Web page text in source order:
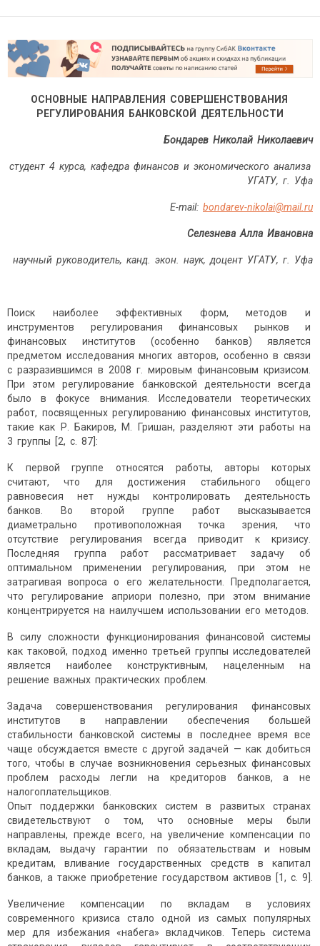
ОСНОВНЫЕ НАПРАВЛЕНИЯ СОВЕРШЕНСТВОВАНИЯ
РЕГУЛИРОВАНИЯ БАНКОВСКОЙ ДЕЯТЕЛЬНОСТИ
Бондарев Николай Николаевич
студент 4 курса, кафедра финансов и экономического анализа
УГАТУ, г. Уфа
E-mail: bondarev-nikolai@mail.ru
Селезнева Алла Ивановна
научный руководитель, канд. экон. наук, доцент УГАТУ, г. Уфа
Поиск наиболее эффективных форм, методов и
инструментов регулирования финансовых рынков и
финансовых институтов (особенно банков) является
предметом исследования многих авторов, особенно в связи
с разразившимся в 2008 г. мировым финансовым кризисом.
При этом регулирование банковской деятельности всегда
было в фокусе внимания. Исследователи теоретических
работ, посвященных регулированию финансовых институтов,
такие как Р. Бакиров, М. Гришан, разделяют эти работы на
3 группы [2, с. 87]:
К первой группе относятся работы, авторы которых
считают, что для достижения стабильного общего
равновесия нет нужды контролировать деятельность
банков. Во второй группе работ высказывается
диаметрально противоположная точка зрения, что
отсутствие регулирования всегда приводит к кризису.
Последняя группа работ рассматривает задачу об
оптимальном применении регулирования, при этом не
затрагивая вопроса о его желательности. Предполагается,
что регулирование априори полезно, при этом внимание
концентрируется на наилучшем использовании его методов.
В силу сложности функционирования финансовой системы
как таковой, подход именно третьей группы исследователей
является наиболее конструктивным, нацеленным на
решение важных практических проблем.
Задача совершенствования регулирования финансовых
институтов в направлении обеспечения большей
стабильности банковской системы в последнее время все
чаще обсуждается вместе с другой задачей — как добиться
того, чтобы в случае возникновения серьезных финансовых
проблем расходы легли на кредиторов банков, а не
налогоплательщиков.
Опыт поддержки банковских систем в развитых странах
свидетельствуют о том, что основные меры были
направлены, прежде всего, на увеличение компенсации по
вкладам, выдачу гарантии по обязательствам и новым
кредитам, вливание государственных средств в капитал
банков, а также приобретение государством активов [1, с. 9].
Увеличение компенсации по вкладам в условиях
современного кризиса стало одной из самых популярных
мер для избежания «набега» вкладчиков. Теперь система